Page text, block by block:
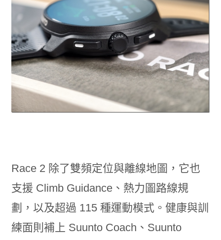
Race 2 除了雙頻定位與離線地圖，它也
支援 Climb Guidance、熱力圖路線規
劃，以及超過 115 種運動模式。健康與訓
練面則補上 Suunto Coach、Suunto